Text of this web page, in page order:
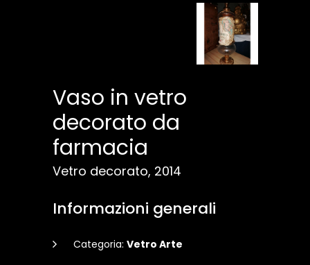
Vaso in vetro
decorato da
farmacia
Vetro decorato, 2014
Informazioni generali
Categoria: Vetro Arte